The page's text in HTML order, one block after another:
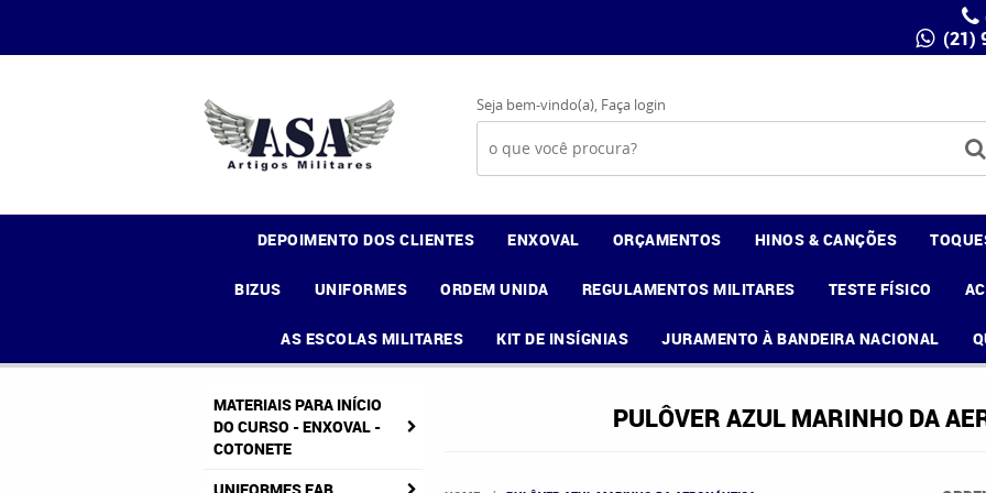
(21)
Seja bem-vindo(a), Faça login
DEPOIMENTO DOS CLIENTES ENXOVAL ORÇAMENTOS HINOS & CANÇÕES
BIZUS UNIFORMES ORDEM UNIDA REGULAMENTOS MILITARES TESTE FÍSICO
AS ESCOLAS MILITARES KIT DE INSÍGNIAS JURAMENTO À BANDEIRA NACIONAL
MATERIAIS PARA INÍCIO
DO CURSO - ENXOVAL -
COTONETE
PULÔVER AZUL MARINHO DA